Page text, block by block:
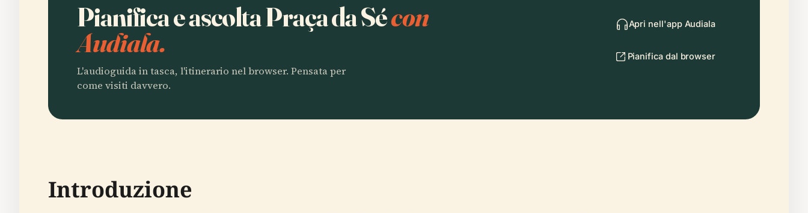
Pianifica e ascolta Praça da Sécon
Audiala.
L'audioguida in tasca, l'itinerario nel browser. Pensata per
come visiti davvero.
Apri nell'app Audiala
Pianifica dal browser
Introduzione